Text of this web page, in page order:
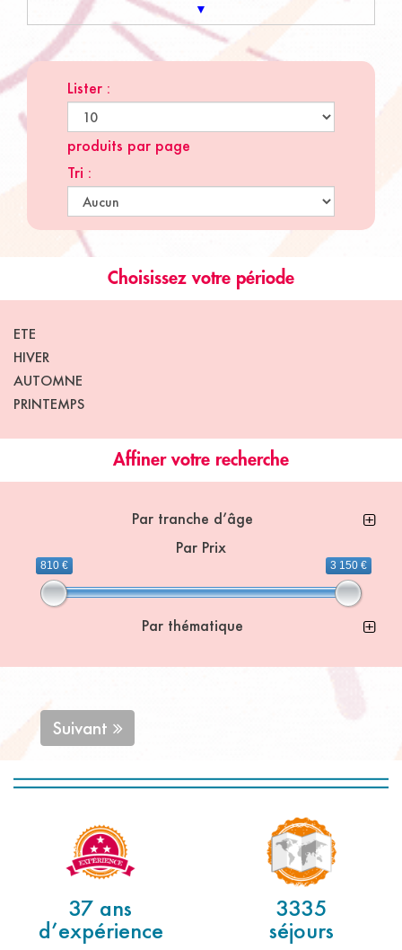
▼
Lister :
produits par page
Tri :
Choisissez votre période
ETE
HIVER
AUTOMNE
PRINTEMPS
Affiner votre recherche
Par tranche d’âge
Par Prix
810 € 3 150 €
Par thématique
Suivant
37 ans
d’expérience
3335
séjours